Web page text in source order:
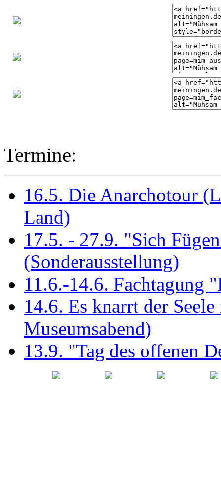
Termine:
16.5. Die Anarchotour
Land)
17.5. - 27.9. "Sich
(Sonderausstellung)
11.6.-14.6. Fachtagung
14.6. Es knarrt der
Museumsabend)
13.9. "Tag des offenen